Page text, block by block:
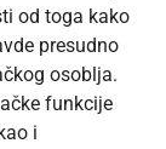
od toga kako
presudno
osoblja.
funkcije
i